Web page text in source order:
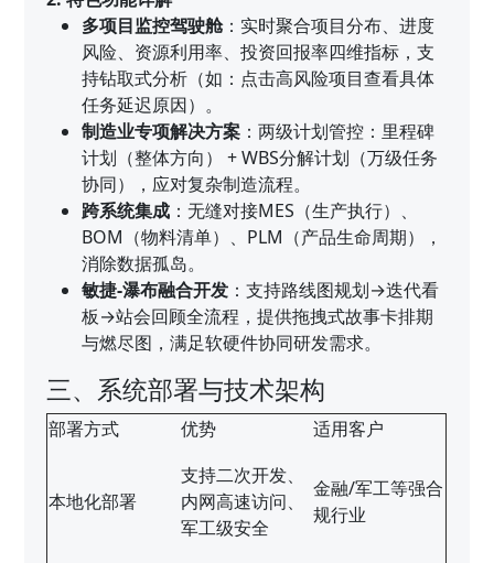
多项目监控驾驶舱：实时聚合项目分布、进度
风险、资源利用率、投资回报率四维指标，支
持钻取式分析（如：点击高风险项目查看具体
任务延迟原因）。
制造业专项解决方案 ：两级计划管控：里程碑
计划（整体方向） + WBS分解计划（万级任务
协同），应对复杂制造流程。
跨系统集成 ：无缝对接MES（生产执行）、
BOM（物料清单）、PLM（产品生命周期），
消除数据孤岛。
敏捷-瀑布融合开发 ：支持路线图规划→迭代看
板→站会回顾全流程，提供拖拽式故事卡排期
与燃尽图，满足软硬件协同研发需求。
三、系统部署与技术架构
部署方式 优势 适用客户
本地化部署
支持二次开发、
内网高速访问、
军工级安全
金融/军工等强合
规行业